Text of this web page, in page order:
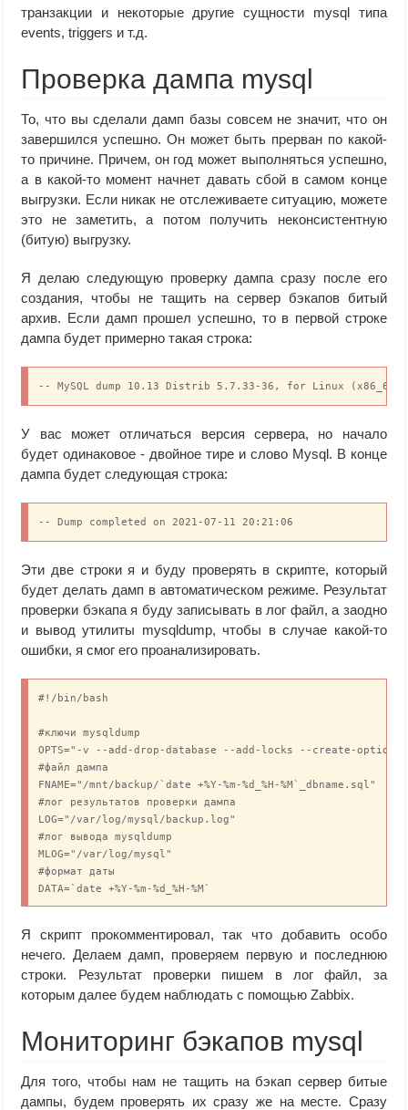
транзакции и некоторые другие сущности mysql типа
events, triggers и т.д.
Проверка дампа mysql
То, что вы сделали дамп базы совсем не значит, что он
завершился успешно. Он может быть прерван по какой-
то причине. Причем, он год может выполняться успешно,
а в какой-то момент начнет давать сбой в самом конце
выгрузки. Если никак не отслеживаете ситуацию, можете
это не заметить, а потом получить неконсистентную
(битую) выгрузку.
Я делаю следующую проверку дампа сразу после его
создания, чтобы не тащить на сервер бэкапов битый
архив. Если дамп прошел успешно, то в первой строке
дампа будет примерно такая строка:
-- MySQL dump 10.13 Distrib 5.7.33-36, for Linux (x86_64)
У вас может отличаться версия сервера, но начало
будет одинаковое - двойное тире и слово Mysql. В конце
дампа будет следующая строка:
-- Dump completed on 2021-07-11 20:21:06
Эти две строки я и буду проверять в скрипте, который
будет делать дамп в автоматическом режиме. Результат
проверки бэкапа я буду записывать в лог файл, а заодно
и вывод утилиты mysqldump, чтобы в случае какой-то
ошибки, я смог его проанализировать.
#!/bin/bash
#ключи mysqldump
OPTS="-v --add-drop-database --add-locks --create-
#файл дампа
FNAME="/mnt/backup/`date +%Y-%m-%d_%H-%M`_dbname.sql"
#лог результатов проверки дампа
LOG="/var/log/mysql/backup.log"
#лог вывода mysqldump
MLOG="/var/log/mysql"
#формат даты
DATA=`date +%Y-%m-%d_%H-%M`
/usr/bin/mysqldump ${OPTS} --databases dbname -u'root' -
#сжимаем лог
/usr/bin/gzip ${MLOG}/${DATA}-mysqldump.log
END=`tail -n 1 ${FNAME} | grep ^'-- Dump completed' | wc
#если обе строки верны, то пишем в лог ОК и сжимаем дамп
if [ "$BEGIN" == "1" ];then
Я скрипт прокомментировал, так что добавить особо
нечего. Делаем дамп, проверяем первую и последнюю
строки. Результат проверки пишем в лог файл, за
которым далее будем наблюдать с помощью Zabbix.
Мониторинг бэкапов mysql
Для того, чтобы нам не тащить на бэкап сервер битые
дампы, будем проверять их сразу же на месте. Сразу